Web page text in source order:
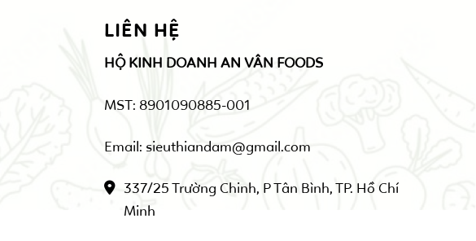
LIÊN HỆ
HỘ KINH DOANH AN VÂN FOODS
MST: 8901090885-001
Email: sieuthiandam@gmail.com
337/25 Trường Chinh, P Tân Bình, TP. Hồ Chí
Minh